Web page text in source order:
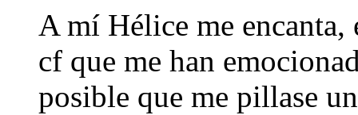
A mí Hélice me encanta,
cf que me han
posible que me pillase